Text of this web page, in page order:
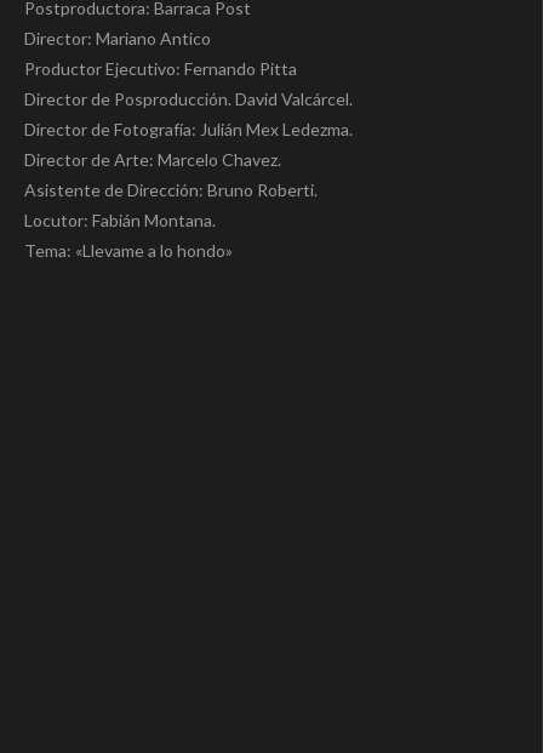
Postproductora: Barraca Post
Director: Mariano Antico
Productor Ejecutivo: Fernando Pitta
Director de Posproducción. David Valcárcel.
Director de Fotografía: Julián Mex Ledezma.
Director de Arte: Marcelo Chavez.
Asistente de Dirección: Bruno Roberti.
Locutor: Fabián Montana.
Tema: «Llevame a lo hondo»